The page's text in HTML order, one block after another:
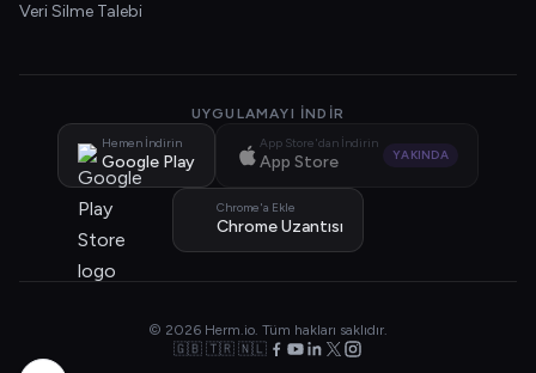
Veri Silme Talebi
UYGULAMAYI İNDIR
Hemen İndirin
Google Play
App Store'dan İndirin
App Store YAKINDA
Chrome'a Ekle
Chrome Uzantısı
© 2026 Herm.io. Tüm hakları saklıdır.
🇬🇧 🇹🇷 🇳🇱